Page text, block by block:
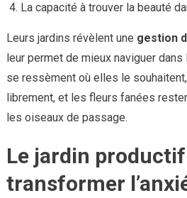
La capacité à trouver la beauté
Leurs jardins révèlent une gestion
leur permet de mieux naviguer
se ressèment où elles le
librement, et les fleurs fanées
les oiseaux de passage.
Le jardin
transformer